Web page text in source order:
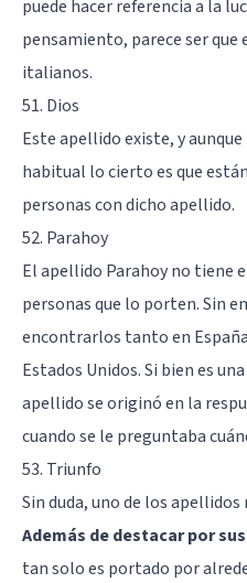
puede hacer referencia a la
pensamiento, parece ser
italianos.
51. Dios
Este apellido existe, y
habitual lo cierto es que
personas con dicho apellido.
52. Parahoy
El apellido Parahoy no tiene
personas que lo porten. Sin
encontrarlos tanto en
Estados Unidos. Si bien es
apellido se originó en la
cuando se le preguntaba
53. Triunfo
Sin duda, uno de los
Además de destacar por
tan solo es portado por